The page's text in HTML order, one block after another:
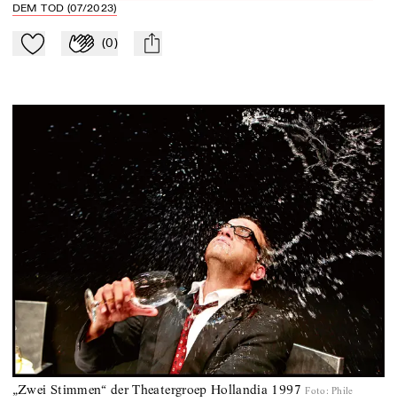
DEM TOD (07/2023)
Zu Mein-TdZ hinzufügen
Applaudieren
(0) mail
„Zwei Stimmen“ der Theatergroep Hollandia 1997 Foto: Phile